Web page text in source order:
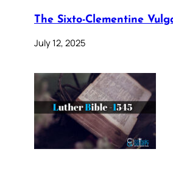
The Sixto-Clementine
July 12, 2025